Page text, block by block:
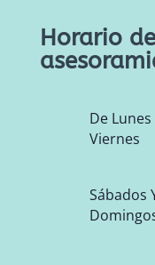
Horario
De Lunes
Viernes
Sábados